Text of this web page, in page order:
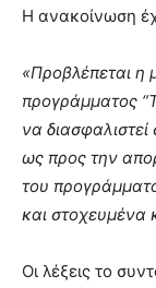
Η ανακοίνωση
«Προβλέπεται
προγράμματος
να
ως προς την
του
και στοχευμένα
Οι λέξεις το